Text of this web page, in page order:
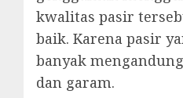
kwalitas pasir
baik. Karena pasir
banyak
dan garam.